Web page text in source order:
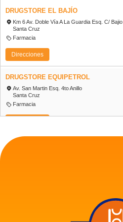
DRUGSTORE EL BAJÍO
Km 6 Av. Doble Vía A La Guardia Esq. C/ Bajio
Santa Cruz
Farmacia
Direcciones
DRUGSTORE EQUIPETROL
Av. San Martin Esq. 4to Anillo
Santa Cruz
Farmacia
DRUGSTORE ESPAÑA